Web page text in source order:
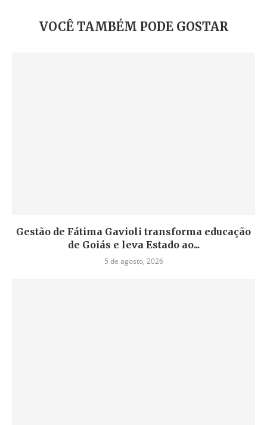
VOCÊ TAMBÉM PODE GOSTAR
Gestão de Fátima Gavioli transforma educação
de Goiás e leva Estado ao...
5 de agosto, 2026